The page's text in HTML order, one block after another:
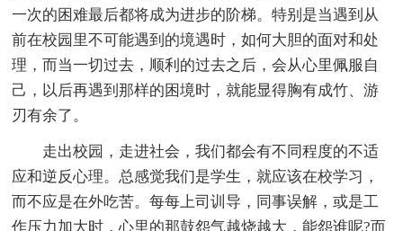
一次的困难最后都将成为进步的阶梯。特别是当遇到从
前在校园里不可能遇到的境遇时，如何大胆的面对和处
理，而当一切过去，顺利的过去之后，会从心里佩服自
己，以后再遇到那样的困境时，就能显得胸有成竹、游
刃有余了。
走出校园，走进社会，我们都会有不同程度的不适
应和逆反心理。总感觉我们是学生，就应该在校学习，
而不应是在外吃苦。每每上司训导，同事误解，或是工
作压力加大时，心里的那鼓怨气越烧越大，能怨谁呢?而